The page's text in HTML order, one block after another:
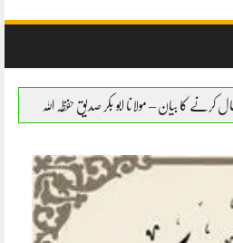
صدیق حفظہ اللہ اہل کتاب کے برتن استعمال